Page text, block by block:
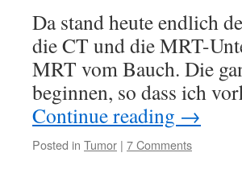
Da stand heute endlich
die CT und die MRT-
MRT vom Bauch. Die
beginnen, so dass ich
Continue reading →
Posted in Tumor | 7 Comments